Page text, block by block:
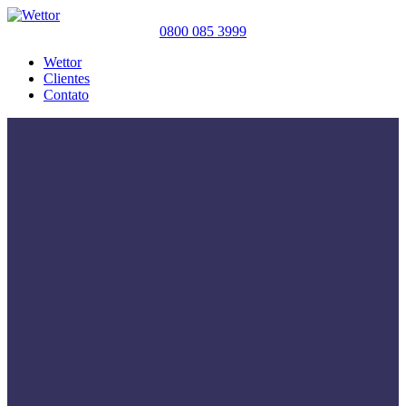
0800 085 3999
Wettor
Clientes
Contato